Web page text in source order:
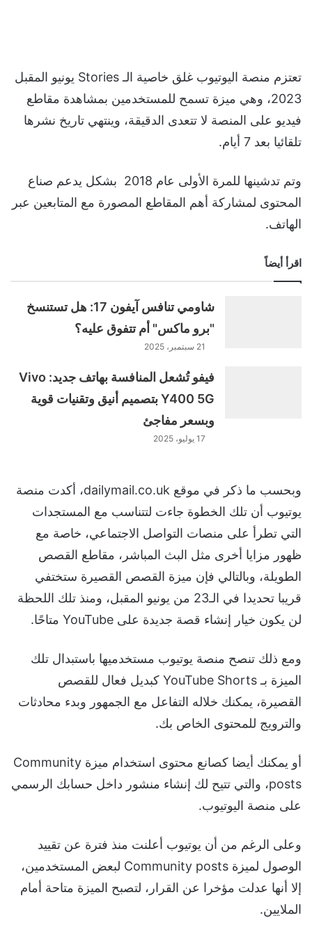
تعتزم منصة اليوتيوب غلق خاصية الـ Stories يونيو المقبل
2023، وهي ميزة تسمح للمستخدمين بمشاهدة مقاطع
فيديو على المنصة لا تتعدى الدقيقة، وينتهي تاريخ نشرها
تلقائيا بعد 7 أيام.
وتم تدشينها للمرة الأولى عام 2018 بشكل يدعم صناع
المحتوى لمشاركة أهم المقاطع المصورة مع المتابعين عبر
الهاتف.
اقرأ أيضاً
شاومي تنافس آيفون 17: هل تستنسخ
"برو ماكس" أم تتفوق عليه؟
21 سبتمبر، 2025
فيفو تُشعل المنافسة بهاتف جديد: Vivo
Y400 5G بتصميم أنيق وتقنيات قوية
وبسعر مفاجئ
17 يوليو، 2025
وبحسب ما ذكر في موقع dailymail.co.uk، أكدت منصة
يوتيوب أن تلك الخطوة جاءت لتتناسب مع المستجدات
التي تطرأ على منصات التواصل الاجتماعي، خاصة مع
ظهور مزايا أخرى مثل البث المباشر، مقاطع القصص
الطويلة، وبالتالي فإن ميزة القصص القصيرة ستختفي
قريبا تحديدا في الـ23 من يونيو المقبل، ومنذ تلك اللحظة
لن يكون خيار إنشاء قصة جديدة على YouTube متاحًا.
ومع ذلك تنصح منصة يوتيوب مستخدميها باستبدال تلك
الميزة بـ YouTube Shorts كبديل فعال للقصص
القصيرة، يمكنك خلاله التفاعل مع الجمهور وبدء محادثات
والترويج للمحتوى الخاص بك.
أو يمكنك أيضا كصانع محتوى استخدام ميزة Community
posts، والتي تتيح لك إنشاء منشور داخل حسابك الرسمي
على منصة اليوتيوب.
وعلى الرغم من أن يوتيوب أعلنت منذ فترة عن تقييد
الوصول لميزة Community posts لبعض المستخدمين،
إلا أنها عدلت مؤخرا عن القرار، لتصبح الميزة متاحة أمام
الملايين.